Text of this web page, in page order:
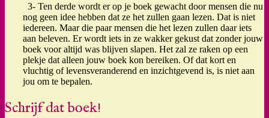
3- Ten derde wordt er op je boek gewacht door mensen die nu
nog geen idee hebben dat ze het zullen gaan lezen. Dat is niet
iedereen. Maar die paar mensen die het lezen zullen daar iets
aan beleven. Er wordt iets in ze wakker gekust dat zonder jouw
boek voor altijd was blijven slapen. Het zal ze raken op een
plekje dat alleen jouw boek kon bereiken. Of dat kort en
vluchtig of levensveranderend en inzichtgevend is, is niet aan
jou om te bepalen.
Schrijf dat boek!